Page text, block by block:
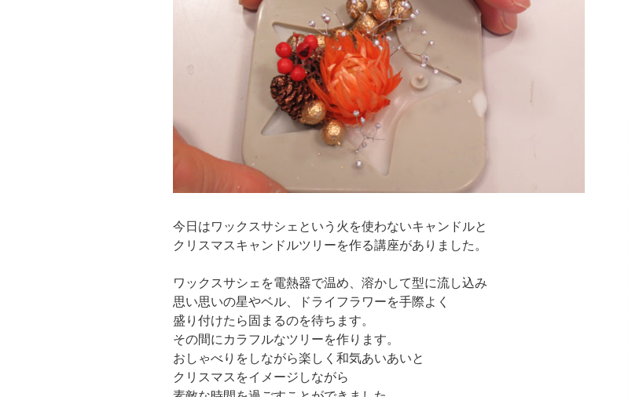
今日はワックスサシェという火を使わないキャンドルと
クリスマスキャンドルツリーを作る講座がありました。
ワックスサシェを電熱器で温め、溶かして型に流し込み
思い思いの星やベル、ドライフラワーを手際よく
盛り付けたら固まるのを待ちます。
その間にカラフルなツリーを作ります。
おしゃべりをしながら楽しく和気あいあいと
クリスマスをイメージしながら